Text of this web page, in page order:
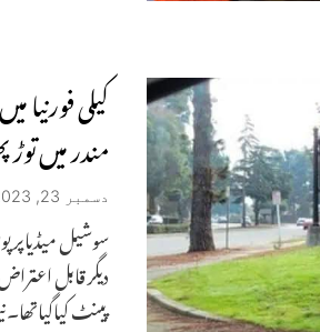
کیلی
مندر میں
دسمبر 23, 2023
سوشیل
دیگر قابل
پینٹ